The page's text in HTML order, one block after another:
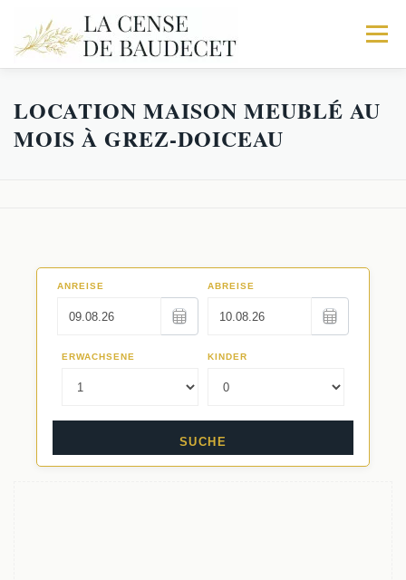
Menu
ACCUEIL NOS GITES
La Fabrique
Les Écuries
EXPÉRIENCES
Séminaires au Vert
Restaurants
LOCATION MAISON MEUBLÉ AU
MOIS À GREZ-DOICEAU